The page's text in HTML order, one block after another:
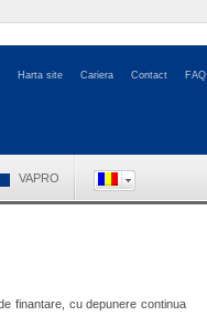
Harta site Cariera Contact FAQ
VAPRO
finantare, cu depunere continua